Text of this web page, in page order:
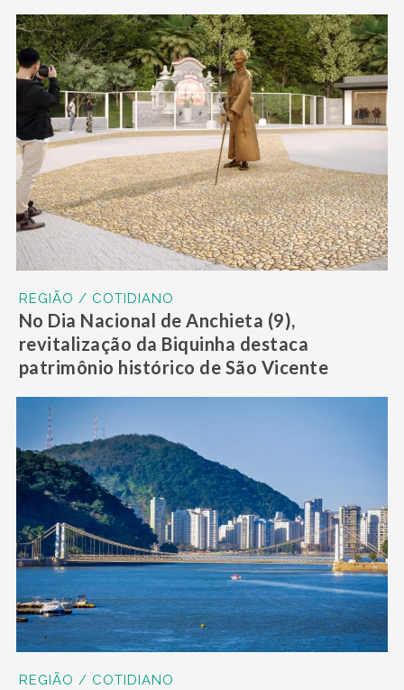
REGIÃO / COTIDIANO
No Dia Nacional de Anchieta (9),
revitalização da Biquinha destaca
patrimônio histórico de São Vicente
REGIÃO / COTIDIANO